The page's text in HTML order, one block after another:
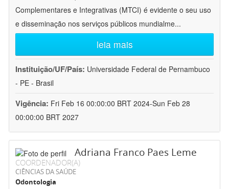
Complementares e Integrativas (MTCI) é evidente o seu uso
e disseminação nos serviços públicos mundialme...
leia mais
Instituição/UF/País: Universidade Federal de Pernambuco
- PE - Brasil
Vigência: Fri Feb 16 00:00:00 BRT 2024-Sun Feb 28
00:00:00 BRT 2027
Adriana Franco Paes Leme
COORDENADOR(A)
CIÊNCIAS DA SAÚDE
Odontologia